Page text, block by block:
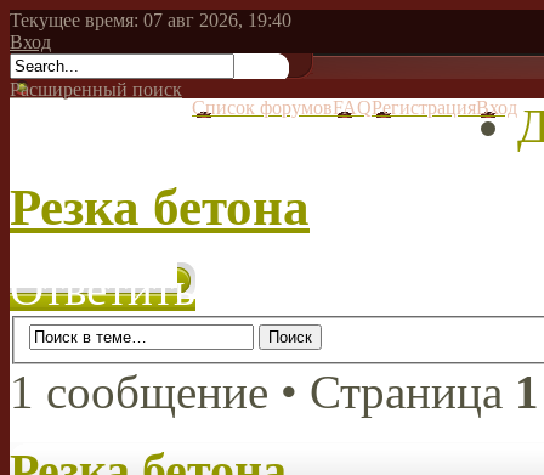
Текущее время: 07 авг 2026, 19:40
Вход
Расширенный поиск
Список форумовFAQРегистрацияВход
Резка бетона
Ответить
1 сообщение • Страница 1